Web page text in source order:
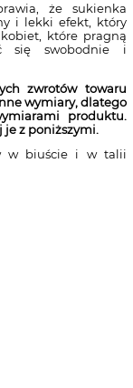
że sukienka
i lekki efekt, który
które pragną
się swobodnie i
zwrotów towaru
wymiary, dlatego
produktu.
je z poniższymi.
w biuście i w talii